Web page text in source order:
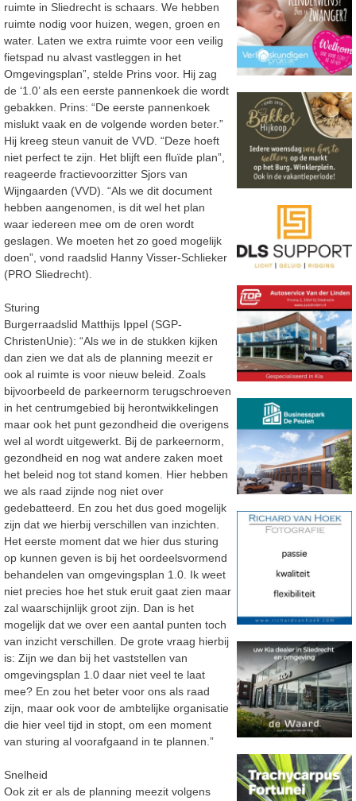
ruimte in Sliedrecht is schaars. We hebben
ruimte nodig voor huizen, wegen, groen en
water. Laten we extra ruimte voor een veilig
fietspad nu alvast vastleggen in het
Omgevingsplan”, stelde Prins voor. Hij zag
de ‘1.0’ als een eerste pannenkoek die wordt
gebakken. Prins: “De eerste pannenkoek
mislukt vaak en de volgende worden beter.”
Hij kreeg steun vanuit de VVD. “Deze hoeft
niet perfect te zijn. Het blijft een fluïde plan”,
reageerde fractievoorzitter Sjors van
Wijngaarden (VVD). “Als we dit document
hebben aangenomen, is dit wel het plan
waar iedereen mee om de oren wordt
geslagen. We moeten het zo goed mogelijk
doen”, vond raadslid Hanny Visser-Schlieker
(PRO Sliedrecht).
Sturing
Burgerraadslid Matthijs Ippel (SGP-
ChristenUnie): “Als we in de stukken kijken
dan zien we dat als de planning meezit er
ook al ruimte is voor nieuw beleid. Zoals
bijvoorbeeld de parkeernorm terugschroeven
in het centrumgebied bij herontwikkelingen
maar ook het punt gezondheid die overigens
wel al wordt uitgewerkt. Bij de parkeernorm,
gezondheid en nog wat andere zaken moet
het beleid nog tot stand komen. Hier hebben
we als raad zijnde nog niet over
gedebatteerd. En zou het dus goed mogelijk
zijn dat we hierbij verschillen van inzichten.
Het eerste moment dat we hier dus sturing
op kunnen geven is bij het oordeelsvormend
behandelen van omgevingsplan 1.0. Ik weet
niet precies hoe het stuk eruit gaat zien maar
zal waarschijnlijk groot zijn. Dan is het
mogelijk dat we over een aantal punten toch
van inzicht verschillen. De grote vraag hierbij
is: Zijn we dan bij het vaststellen van
omgevingsplan 1.0 daar niet veel te laat
mee? En zou het beter voor ons als raad
zijn, maar ook voor de ambtelijke organisatie
die hier veel tijd in stopt, om een moment
van sturing al voorafgaand in te plannen.”
Snelheid
Ook zit er als de planning meezit volgens